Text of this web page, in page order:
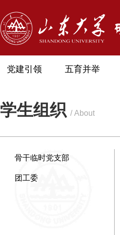
党建引领 五育并举
学生组织 / About
骨干临时党支部
团工委